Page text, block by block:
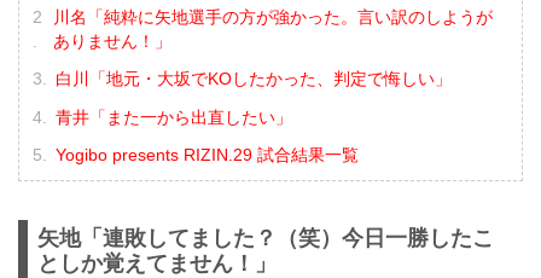
川名「純粋に矢地選手の方が強かった。言い訳のしようが
ありません！」
白川「地元・大坂でKOしたかった、判定で悔しい」
青井「また一から出直したい」
Yogibo presents RIZIN.29 試合結果一覧
矢地「連敗してました？（笑）今日一勝したこ
としか覚えてません！」